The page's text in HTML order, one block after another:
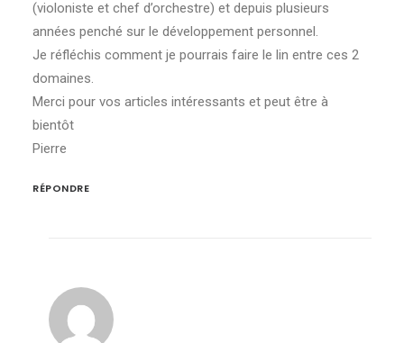
(violoniste et chef d’orchestre) et depuis plusieurs
années penché sur le développement personnel.
Je réfléchis comment je pourrais faire le lin entre ces 2
domaines.
Merci pour vos articles intéressants et peut être à
bientôt
Pierre
RÉPONDRE